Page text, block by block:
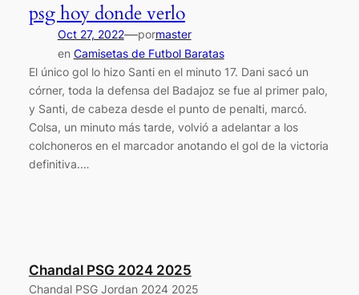
psg hoy donde verlo
Oct 27, 2022—pormaster
en Camisetas de Futbol Baratas
El único gol lo hizo Santi en el minuto 17. Dani sacó un
córner, toda la defensa del Badajoz se fue al primer palo,
y Santi, de cabeza desde el punto de penalti, marcó.
Colsa, un minuto más tarde, volvió a adelantar a los
colchoneros en el marcador anotando el gol de la victoria
definitiva.…
Chandal PSG 2024 2025
Chandal PSG Jordan 2024 2025